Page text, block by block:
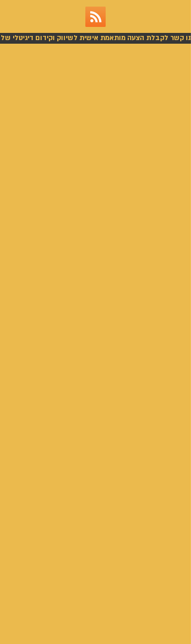
קשר לקבלת הצעה מותאמת אישית לשיווק וקידום דיגיטלי של